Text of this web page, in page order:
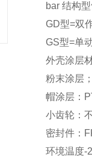
bar 结构
GD型=双
GS型=单
外壳涂层
粉末涂层
帽涂层：
小齿轮：
密封件：
环境温度-